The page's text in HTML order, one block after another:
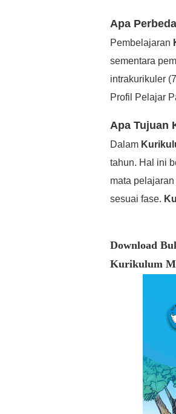
Apa
Pembelajaran
sementara
intrakurikuler
Profil Pelajar
Apa Tujuan
Dalam
tahun. Hal ini
mata
sesuai fase.
Download
Kurikulum